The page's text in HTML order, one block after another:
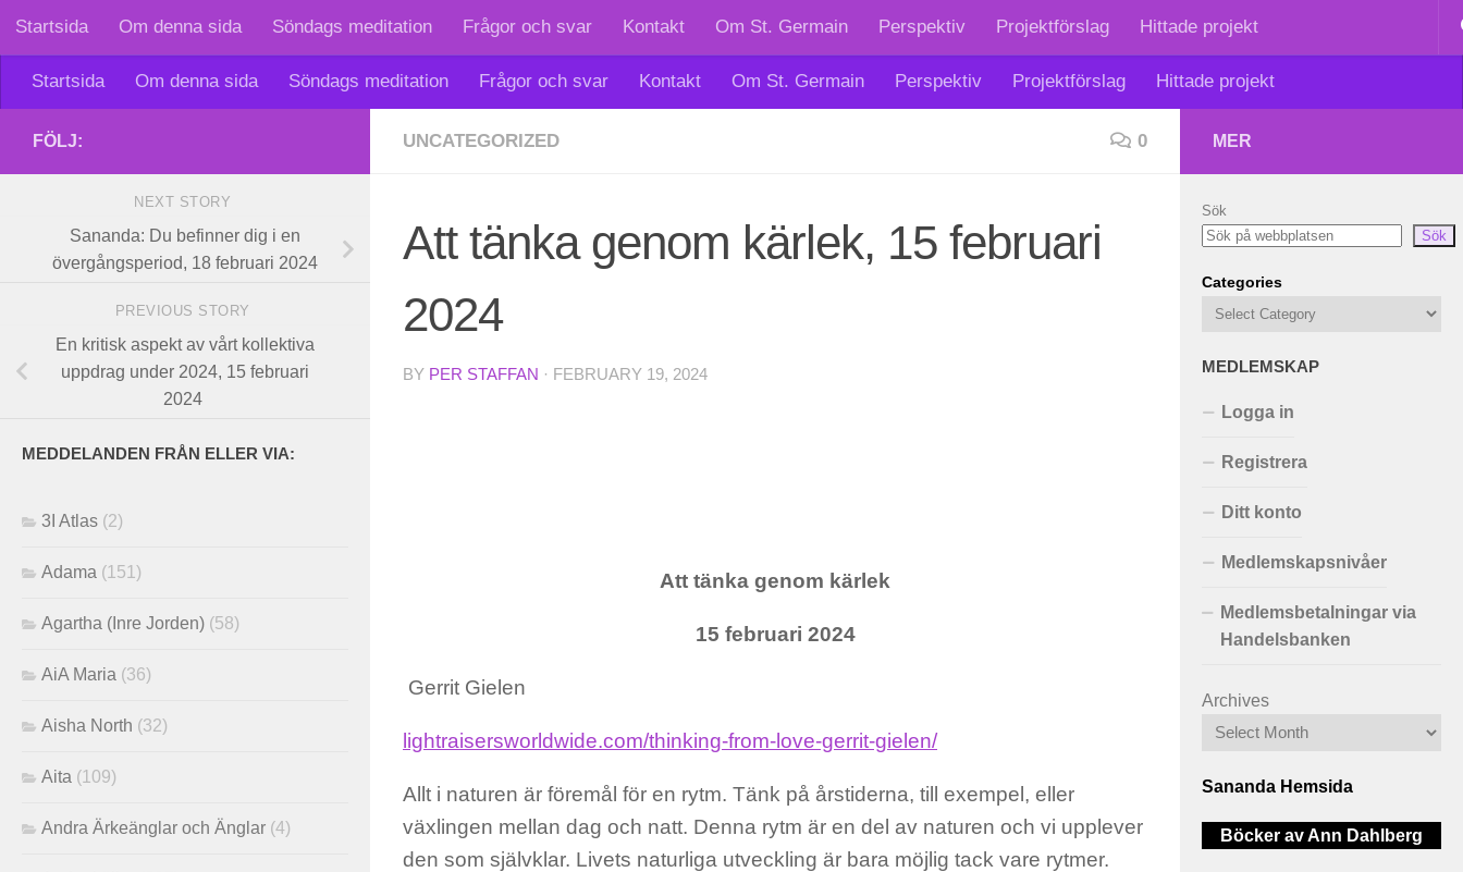
Skip to content
Startsida Om denna sida Söndags meditation Frågor och svar Kontakt Om St. Germain Perspektiv Projektförslag Hittade projekt
Startsida Om denna sida Söndags meditation Frågor och svar Kontakt Om St. Germain Perspektiv Projektförslag Hittade projekt
UNCATEGORIZED 0
Att tänka genom kärlek, 15 februari
2024
BY PER STAFFAN · FEBRUARY 19, 2024
Att tänka genom kärlek
15 februari 2024
Gerrit Gielen
lightraisersworldwide.com/thinking-from-love-gerrit-gielen/
Allt i naturen är föremål för en rytm. Tänk på årstiderna, till exempel, eller
växlingen mellan dag och natt. Denna rytm är en del av naturen och vi upplever
den som självklar. Livets naturliga utveckling är bara möjlig tack vare rytmer.
FÖLJ:
NEXT STORY
Sananda: Du befinner dig i en
övergångsperiod, 18 februari 2024
PREVIOUS STORY
En kritisk aspekt av vårt kollektiva
uppdrag under 2024, 15 februari
2024
MEDDELANDEN FRÅN ELLER VIA:
3I Atlas (2)
Adama (151)
Agartha (Inre Jorden) (58)
AiA Maria (36)
Aisha North (32)
Aita (109)
Andra Ärkeänglar och Änglar (4)
MER
Sök
Sök
Categories
MEDLEMSKAP
Logga in
Registrera
Ditt konto
Medlemskapsnivåer
Medlemsbetalningar via
Handelsbanken
Archives
Sananda Hemsida
Böcker av Ann Dahlberg